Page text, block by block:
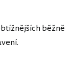
běžně